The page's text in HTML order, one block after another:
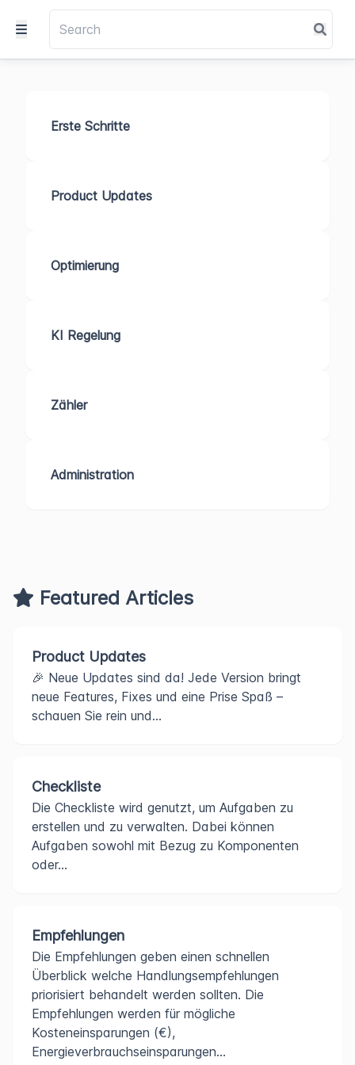
Erste Schritte
Product Updates
Optimierung
KI Regelung
Zähler
Administration
Featured Articles
Product Updates
🎉 Neue Updates sind da! Jede Version bringt
neue Features, Fixes und eine Prise Spaß –
schauen Sie rein und...
Checkliste
Die Checkliste wird genutzt, um Aufgaben zu
erstellen und zu verwalten. Dabei können
Aufgaben sowohl mit Bezug zu Komponenten
oder...
Empfehlungen
Die Empfehlungen geben einen schnellen
Überblick welche Handlungsempfehlungen
priorisiert behandelt werden sollten. Die
Empfehlungen werden für mögliche
Kosteneinsparungen (€),
Energieverbrauchseinsparungen...